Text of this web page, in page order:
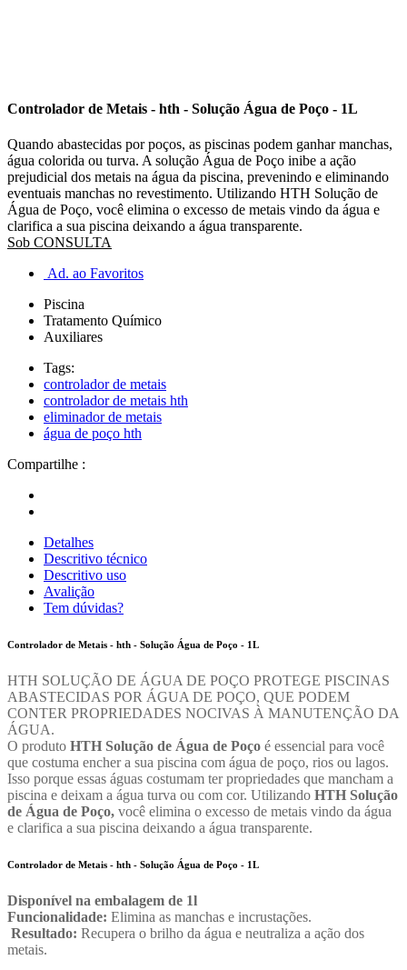
Controlador de Metais - hth - Solução Água de Poço - 1L
Quando abastecidas por poços, as piscinas podem ganhar manchas,
água colorida ou turva. A solução Água de Poço inibe a ação
prejudicial dos metais na água da piscina, prevenindo e eliminando
eventuais manchas no revestimento. Utilizando HTH Solução de
Água de Poço, você elimina o excesso de metais vindo da água e
clarifica a sua piscina deixando a água transparente.
Sob CONSULTA
Ad. ao Favoritos
Piscina
Tratamento Químico
Auxiliares
Tags:
controlador de metais
controlador de metais hth
eliminador de metais
água de poço hth
Compartilhe :
Detalhes
Descritivo técnico
Descritivo uso
Avalição
Tem dúvidas?
Controlador de Metais - hth - Solução Água de Poço - 1L
HTH SOLUÇÃO DE ÁGUA DE POÇO PROTEGE PISCINAS
ABASTECIDAS POR ÁGUA DE POÇO, QUE PODEM
CONTER PROPRIEDADES NOCIVAS À MANUTENÇÃO DA
ÁGUA.
O produto HTH Solução de Água de Poço é essencial para você
que costuma encher a sua piscina com água de poço, rios ou lagos.
Isso porque essas águas costumam ter propriedades que mancham a
piscina e deixam a água turva ou com cor. Utilizando HTH Solução
de Água de Poço, você elimina o excesso de metais vindo da água
e clarifica a sua piscina deixando a água transparente.
Controlador de Metais - hth - Solução Água de Poço - 1L
Disponível na embalagem de 1l
Funcionalidade: Elimina as manchas e incrustações.
Resultado: Recupera o brilho da água e neutraliza a ação dos
metais.